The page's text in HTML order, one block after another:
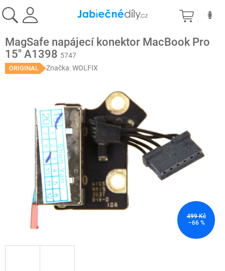
na
obsah
MagSafe napájecí konektor MacBook Pro
15" A1398 5747
ORIGINAL Značka:WOLFIX
499 Kč
–66 %